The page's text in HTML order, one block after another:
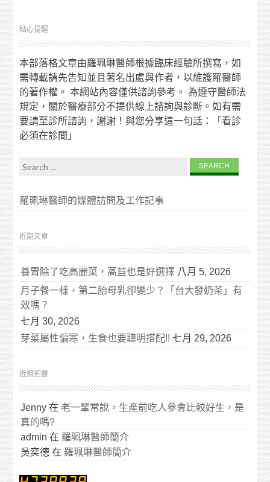
貼心提醒
本部落格文章由羅珮琳醫師根據臨床經驗所撰寫，如
需轉載請先告知並且著名出處與作者，以維護羅醫師
的著作權。 本網站內容僅供諮詢參考。 為遵守醫師法
規定，關於醫療部分不提供線上諮詢與診斷。如有需
要請至診所諮詢，謝謝！與您分享這一句話：「看診
必須在診間」
Search for:
羅珮琳醫師的媒體訪問及工作記事
近期文章
養胃除了吃高麗菜，萵苣也是好選擇 八月 5, 2026
月子餐一樣，第二胎母乳卻變少？「台大發奶茶」有
效嗎？
七月 30, 2026
芽菜屬性偏寒，生食也要聰明搭配!! 七月 29, 2026
近期迴響
Jenny 在老一輩常說，生產前吃人參會比較好生，是
真的嗎?
admin 在 羅珮琳醫師簡介
吳奕德 在 羅珮琳醫師簡介